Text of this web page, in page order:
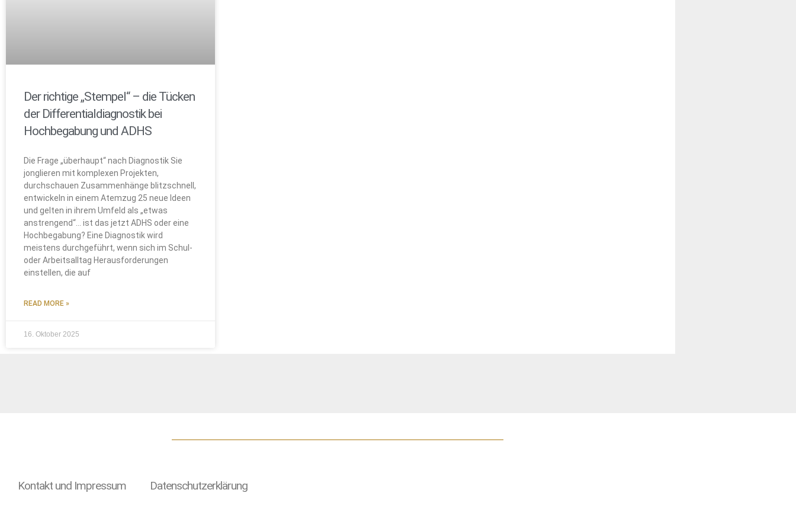
Der richtige „Stempel“ – die Tücken
der Differentialdiagnostik bei
Hochbegabung und ADHS
Die Frage „überhaupt“ nach Diagnostik Sie
jonglieren mit komplexen Projekten,
durchschauen Zusammenhänge blitzschnell,
entwickeln in einem Atemzug 25 neue Ideen
und gelten in ihrem Umfeld als „etwas
anstrengend“… ist das jetzt ADHS oder eine
Hochbegabung? Eine Diagnostik wird
meistens durchgeführt, wenn sich im Schul-
oder Arbeitsalltag Herausforderungen
einstellen, die auf
READ MORE »
16. Oktober 2025
Kontakt und Impressum Datenschutzerklärung